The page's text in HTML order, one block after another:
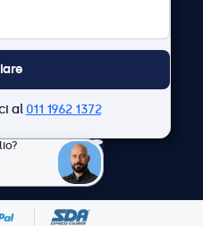
Italiano
al 011 1962 1372